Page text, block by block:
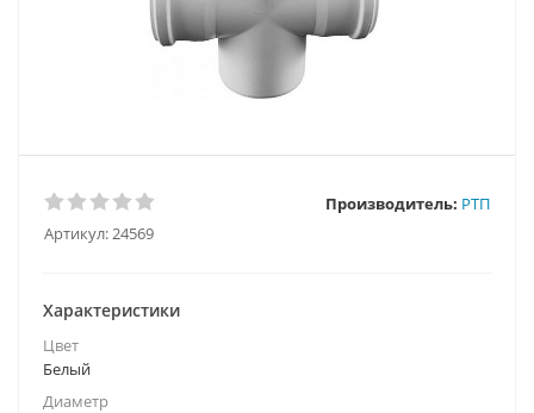
Артикул:24569
Производитель: РТП
Характеристики
Цвет
Белый
Диаметр